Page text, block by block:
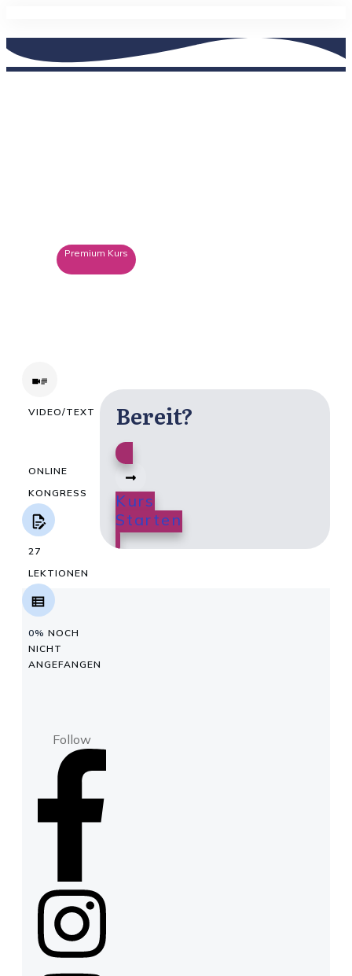
Premium Kurs
VIDEO/TEXT
ONLINE
KONGRESS
27
LEKTIONEN
0% NOCH
NICHT
ANGEFANGEN
Bereit?
Kurs
Starten
Follow